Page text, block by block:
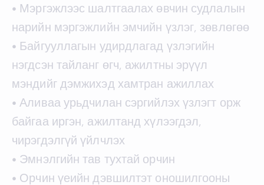
• Мэргэжлээс шалтгаалах өвчин судлалын
нарийн мэргэжлийн эмчийн үзлэг, зөвлөгөө
• Байгууллагын удирдлагад үзлэгийн
нэгдсэн тайланг өгч, ажилтны эрүүл
мэндийг дэмжихэд хамтран ажиллах
• Аливаа урьдчилан сэргийлэх үзлэгт орж
байгаа иргэн, ажилтанд хүлээгдэл,
чирэгдэлгүй үйлчлэх
• Эмнэлгийн тав тухтай орчин
• Орчин үеийн дэвшилтэт оношилгооны